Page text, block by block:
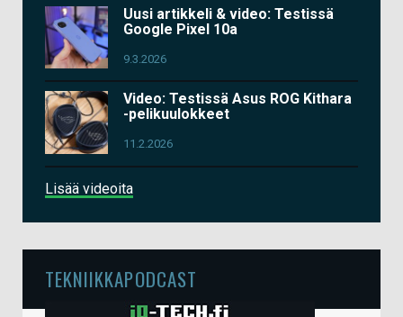
Uusi artikkeli & video: Testissä
Google Pixel 10a
9.3.2026
Video: Testissä Asus ROG Kithara
-pelikuulokkeet
11.2.2026
Lisää videoita
TEKNIIKKAPODCAST